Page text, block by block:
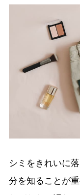
シミをきれいに
分を知ることが重